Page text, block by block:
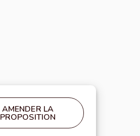
AMENDER LA
PROPOSITION